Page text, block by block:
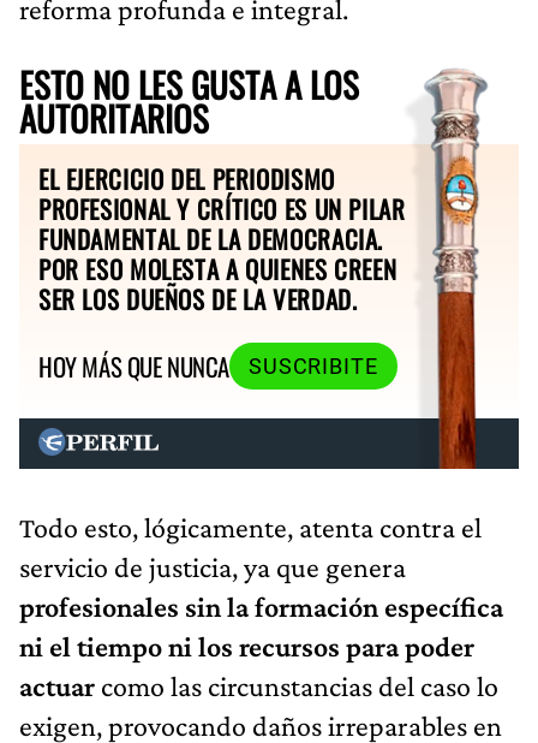
reforma profunda e integral.
ESTO NO LES GUSTA A LOS
AUTORITARIOS
EL EJERCICIO DEL PERIODISMO
PROFESIONAL Y CRÍTICO ES UN PILAR
FUNDAMENTAL DE LA DEMOCRACIA.
POR ESO MOLESTA A QUIENES CREEN
SER LOS DUEÑOS DE LA VERDAD.
HOY MÁS QUE NUNCA
SUSCRIBITE
Todo esto, lógicamente, atenta contra el
servicio de justicia, ya que genera
profesionales sin la formación específica
ni el tiempo ni los recursos para poder
actuar como las circunstancias del caso lo
exigen, provocando daños irreparables en